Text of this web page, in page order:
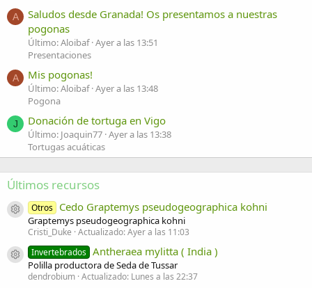
A
Saludos desde Granada! Os presentamos a nuestras
pogonas
Último: Aloibaf Ayer a las 13:51
Presentaciones
A Mis pogonas!
Último: Aloibaf Ayer a las 13:48
Pogona
J Donación de tortuga en Vigo
Último: Joaquin77 Ayer a las 13:38
Tortugas acuáticas
Últimos recursos
Icono del recurso
Otros Cedo Graptemys pseudogeographica kohni
Graptemys pseudogeographica kohni
Cristi_Duke Actualizado:Ayer a las 11:03
Icono del recurso
Invertebrados Antheraea mylitta ( India )
Polilla productora de Seda de Tussar
dendrobium Actualizado: Lunes a las 22:37